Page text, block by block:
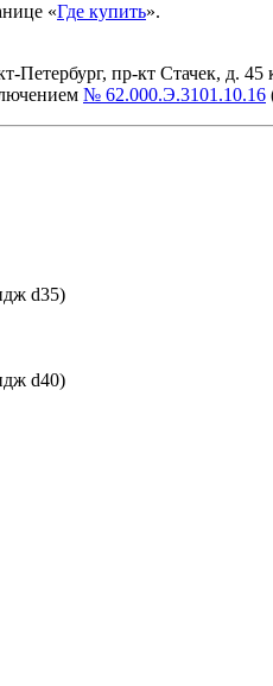
«Где купить».
пр-кт Стачек, д.
№ 62.000.Э.3101.10.16
d35)
d40)